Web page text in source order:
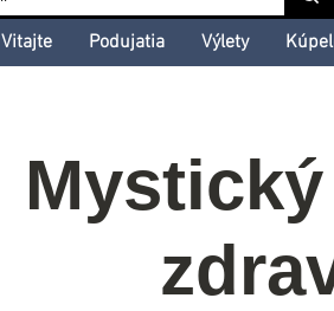
Vitajte Podujatia Výlety